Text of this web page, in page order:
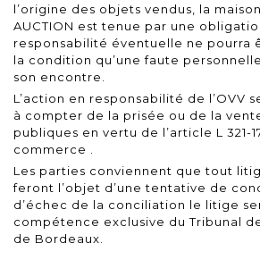
l’origine des objets vendus, la
AUCTION est tenue par une
responsabilité éventuelle ne pourra
la condition qu’une faute
son encontre.
L’action en responsabilité de l’OVV
à compter de la prisée ou de la
publiques en vertu de l’article L 321-
commerce
Les parties conviennent que tout
feront l’objet d’une tentative de
d’échec de la conciliation le litige
compétence exclusive du Tribunal
de Bordeaux.